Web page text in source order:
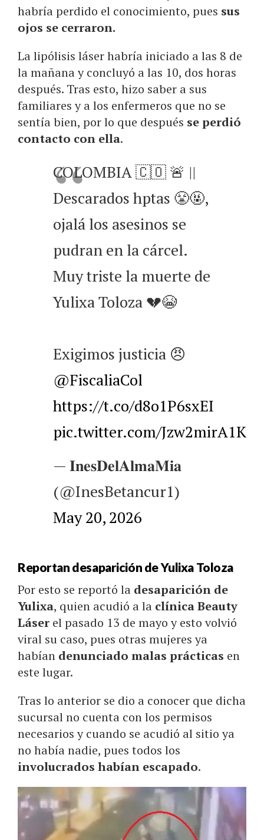
habría perdido el conocimiento, pues sus
ojos se cerraron.
La lipólisis láser habría iniciado a las 8 de
la mañana y concluyó a las 10, dos horas
después. Tras esto, hizo saber a sus
familiares y a los enfermeros que no se
sentía bien, por lo que después se perdió
contacto con ella.
COLOMBIA 🇨🇴 🚨 ||
Descarados hptas 😤🤬,
ojalá los asesinos se
pudran en la cárcel.
Muy triste la muerte de
Yulixa Toloza 💔😭
Exigimos justicia 😠
@FiscaliaCol
https://t.co/d8o1P6sxEI
pic.twitter.com/Jzw2mirA1K
— 𝐈𝐧𝐞𝐬𝐃𝐞𝐥𝐀𝐥𝐦𝐚𝐌𝐢𝐚
(@InesBetancur1)
May 20, 2026
Reportan desaparición de Yulixa Toloza
Por esto se reportó la desaparición de
Yulixa, quien acudió a la clínica Beauty
Láser el pasado 13 de mayo y esto volvió
viral su caso, pues otras mujeres ya
habían denunciado malas prácticas en
este lugar.
Tras lo anterior se dio a conocer que dicha
sucursal no cuenta con los permisos
necesarios y cuando se acudió al sitio ya
no había nadie, pues todos los
involucrados habían escapado.